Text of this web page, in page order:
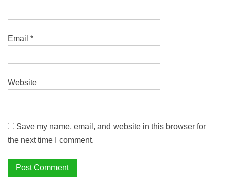
Email *
Website
Save my name, email, and website in this browser for
the next time I comment.